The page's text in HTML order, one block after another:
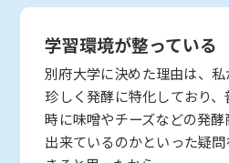
学習環境が整っている
別府大学に決めた理由は、
珍しく発酵に特化しており
時に味噌やチーズなどの発
出来ているのかといった疑